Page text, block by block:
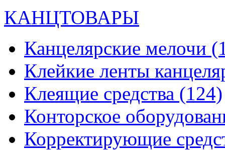
КАНЦТОВАРЫ
Канцелярские мелочи
Клейкие ленты
Клеящие средства (124)
Конторское
Корректирующие